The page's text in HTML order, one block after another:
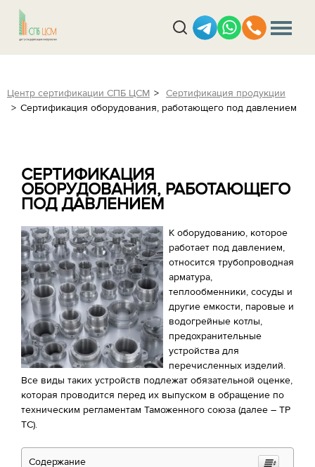
Центр сертификации СПБ ЦСМ
Сертификация продукции
Сертификация оборудования, работающего под давлением
СЕРТИФИКАЦИЯ
ОБОРУДОВАНИЯ, РАБОТАЮЩЕГО
ПОД ДАВЛЕНИЕМ
К оборудованию, которое
работает под давлением,
относится трубопроводная
арматура,
теплообменники, сосуды и
другие емкости, паровые и
водогрейные котлы,
предохранительные
устройства для
перечисленных изделий.
Все виды таких устройств подлежат обязательной оценке,
которая проводится перед их выпуском в обращение по
техническим регламентам Таможенного союза (далее – ТР
ТС).
Содержание